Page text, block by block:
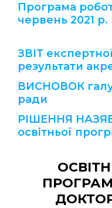
Програма
червень 2021 р.
ЗВІТ
результати
ВИСНОВОК
ради
РІШЕННЯ
освітньої